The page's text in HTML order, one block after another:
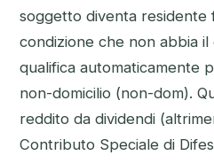
soggetto diventa
condizione che non abbia
qualifica automaticamente
non-domicilio (non-dom).
reddito da dividendi
Contributo Speciale di